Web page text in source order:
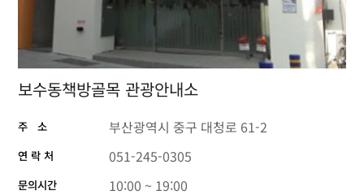
보수동책방골목 관광안내소
주 소 부산광역시 중구 대청로 61-2
연 락 처 051-245-0305
문의시간 10:00 ~ 19:00